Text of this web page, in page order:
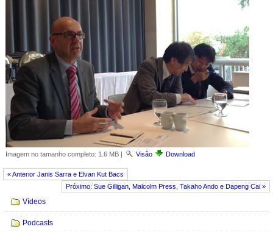
Imagem no tamanho completo: 1.6 MB| Visão Download
« Anterior Janis Sarra e Elvan Kut Bacs
Próximo: Sue Gilligan, Malcolm Press, Takaho Ando e Dapeng Cai »
Navegação
Vídeos
Podcasts